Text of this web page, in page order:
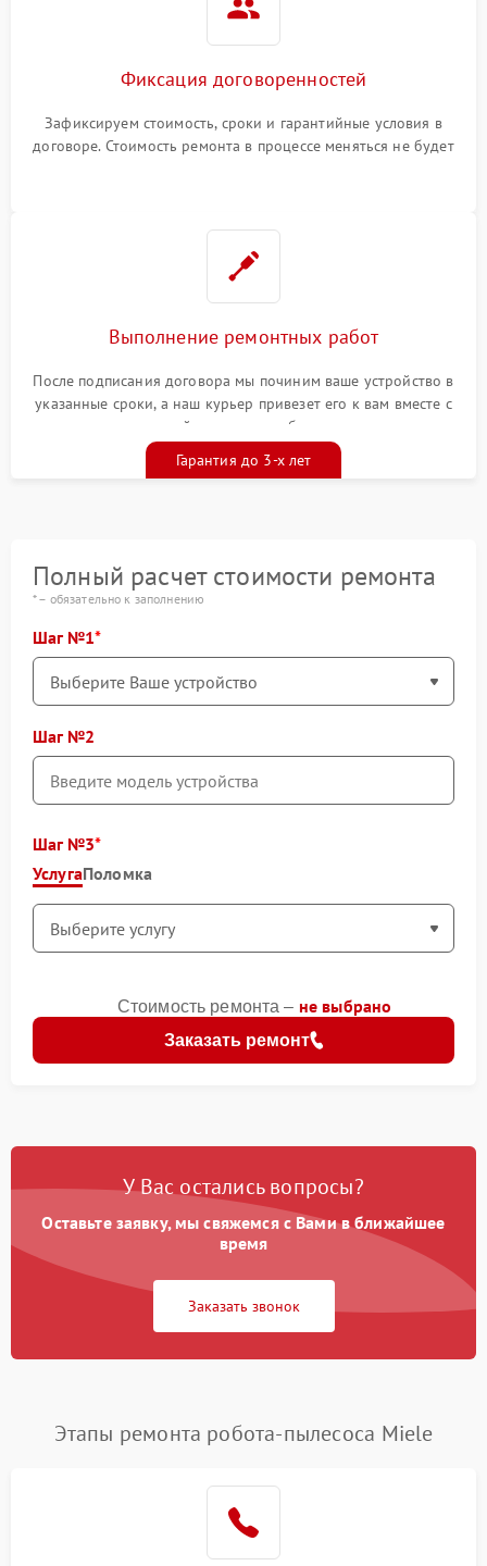
Фиксация договоренностей
Зафиксируем стоимость, сроки и гарантийные условия в
договоре. Стоимость ремонта в процессе меняться не будет
Выполнение ремонтных работ
После подписания договора мы починим ваше устройство в
указанные сроки, а наш курьер привезет его к вам вместе с
гарантийным талоном бесплатно
Гарантия до 3-х лет
Полный расчет стоимости ремонта
* – обязательно к заполнению
Шаг №1
Шаг №2
Шаг №3
УслугаПоломка
Заказать ремонт
Стоимость ремонта – не выбрано
У Вас остались вопросы?
Оставьте заявку, мы свяжемся с Вами в ближайшее
время
Заказать звонок
Этапы ремонта робота-пылесоса Miele